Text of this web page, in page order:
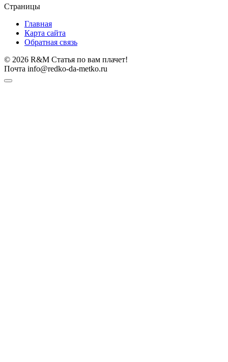
Страницы
Главная
Карта сайта
Обратная связь
© 2026 R&M Статья по вам плачет!
Почта info@redko-da-metko.ru